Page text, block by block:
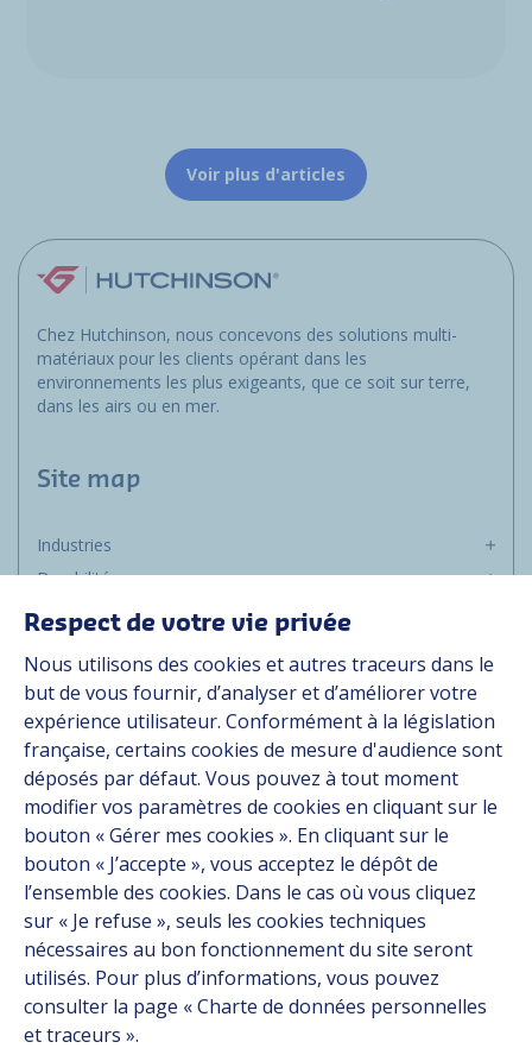
Voir plus d'articles
Chez Hutchinson, nous concevons des solutions multi-
matériaux pour les clients opérant dans les
environnements les plus exigeants, que ce soit sur terre,
dans les airs ou en mer.
Site map
Industries
Durabilité
Média
Groupe
Fournisseurs
Documentation
Contact
Follow us
LinkedIn
Instagram
Respect de votre vie privée
Nous utilisons des cookies et autres traceurs dans le
but de vous fournir, d’analyser et d’améliorer votre
expérience utilisateur. Conformément à la législation
française, certains cookies de mesure d'audience sont
déposés par défaut. Vous pouvez à tout moment
modifier vos paramètres de cookies en cliquant sur le
bouton « Gérer mes cookies ». En cliquant sur le
bouton « J’accepte », vous acceptez le dépôt de
l’ensemble des cookies. Dans le cas où vous cliquez
sur « Je refuse », seuls les cookies techniques
nécessaires au bon fonctionnement du site seront
utilisés. Pour plus d’informations, vous pouvez
consulter la page « Charte de données personnelles
et traceurs ».